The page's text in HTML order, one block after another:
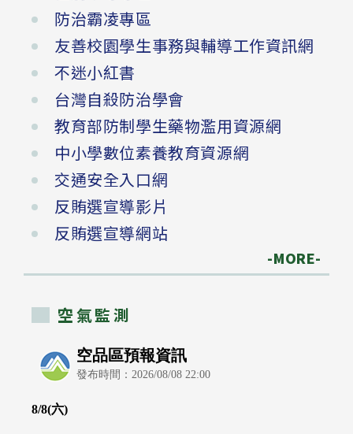
防治霸凌專區
友善校園學生事務與輔導工作資訊網
不迷小紅書
台灣自殺防治學會
教育部防制學生藥物濫用資源網
中小學數位素養教育資源網
交通安全入口網
反賄選宣導影片
反賄選宣導網站
-MORE-
空氣監測